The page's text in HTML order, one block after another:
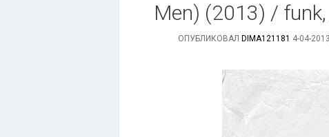
Men) (2013) /
ОПУБЛИКОВАЛ DIMA121181 4-04-